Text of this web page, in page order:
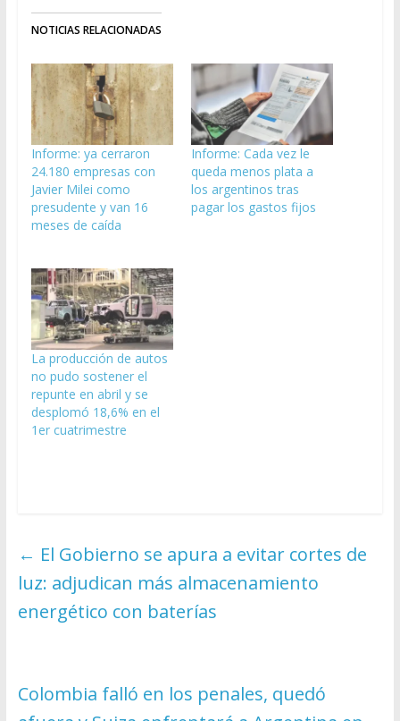
NOTICIAS RELACIONADAS
Informe: ya cerraron
24.180 empresas con
Javier Milei como
presudente y van 16
meses de caída
Informe: Cada vez le
queda menos plata a
los argentinos tras
pagar los gastos fijos
La producción de autos
no pudo sostener el
repunte en abril y se
desplomó 18,6% en el
1er cuatrimestre
← El Gobierno se apura a evitar cortes de
luz: adjudican más almacenamiento
energético con baterías
Colombia falló en los penales, quedó